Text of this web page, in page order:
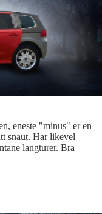
eneste "minus" er en
snaut. Har likevel
langturer. Bra